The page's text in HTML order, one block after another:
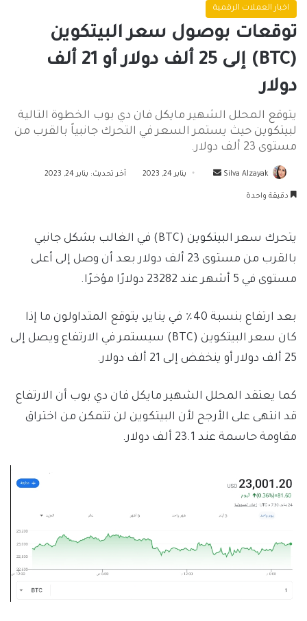
اخبار العملات الرقمية
توقعات بوصول سعر البيتكوين
(BTC) إلى 25 ألف دولار أو 21 ألف
دولار
يتوقع المحلل الشهير مايكل فان دي بوب الخطوة التالية
لبيتكوين حيث يستمر السعر في التحرك جانبياً بالقرب من
مستوى 23 ألف دولار.
Silva Alzayak
أرسل
يناير 24, 2023 آخر تحديث: يناير 24, 2023
دقيقة واحدة
يتحرك سعر البيتكوين (BTC) في الغالب بشكل جانبي
بالقرب من مستوى 23 ألف دولار بعد أن وصل إلى أعلى
مستوى في 5 أشهر عند 23282 دولارًا مؤخرًا.
بعد ارتفاع بنسبة 40٪ في يناير، يتوقع المتداولون ما إذا
كان سعر البيتكوين (BTC) سيستمر في الارتفاع ويصل إلى
25 ألف دولار أو ينخفض إلى 21 ألف دولار.
كما يعتقد المحلل الشهير مايكل فان دي بوب أن الارتفاع
قد انتهى على الأرجح لأن البيتكوين لن تتمكن من اختراق
مقاومة حاسمة عند 23.1 ألف دولار.